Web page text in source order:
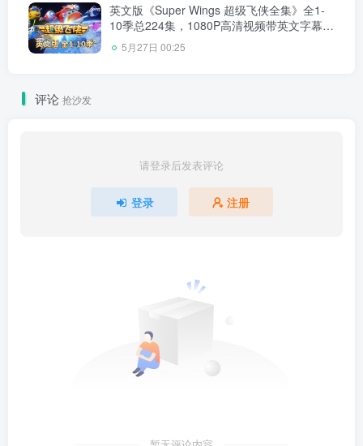
英文版《Super Wings 超级飞侠全集》全1-
10季总224集，1080P高清视频带英文字幕，
带配套音频MP3，百度网盘下载！
5月27日 00:25
评论 抢沙发
请登录后发表评论
登录 注册